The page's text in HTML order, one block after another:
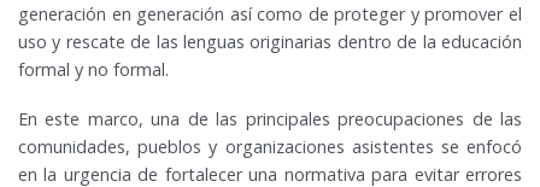
generación en generación así como de proteger y promover el
uso y rescate de las lenguas originarias dentro de la educación
formal y no formal.
En este marco, una de las principales preocupaciones de las
comunidades, pueblos y organizaciones asistentes se enfocó
en la urgencia de fortalecer una normativa para evitar errores